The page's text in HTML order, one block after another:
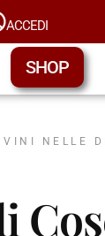
ACCEDI
SHOP
NELLE